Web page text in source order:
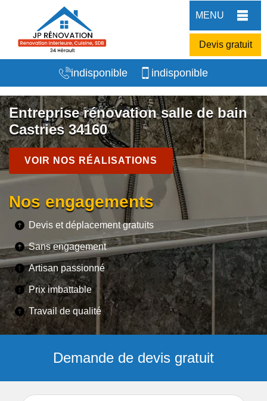
MENU
Devis gratuit
indisponible indisponible
Entreprise rénovation salle de bain
Castries 34160
VOIR NOS RÉALISATIONS
Nos engagements
Devis et déplacement gratuits
Sans engagement
Artisan passionné
Prix imbattable
Travail de qualité
Demande de devis gratuit